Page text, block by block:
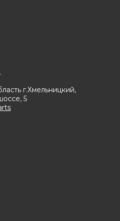
03-/Primera 99-01
563
г.Хмельницкий,
5